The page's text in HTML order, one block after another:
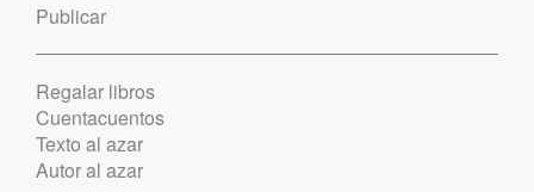
Publicar
Regalar libros
Cuentacuentos
Texto al azar
Autor al azar